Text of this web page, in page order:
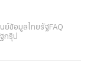
ย์ข้อมูลไทยรัฐ FAQ
กรุ๊ป